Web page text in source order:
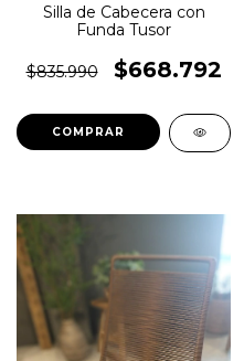
Silla de Cabecera con
Funda Tusor
$835.990 $668.792